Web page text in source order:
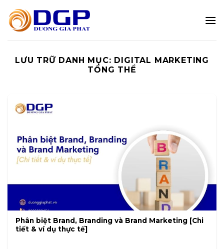
qua
dung
LƯU TRỮ DANH MỤC: DIGITAL MARKETING
TỔNG THỂ
Phân biệt Brand, Branding và Brand Marketing [Chi
tiết & ví dụ thực tế]